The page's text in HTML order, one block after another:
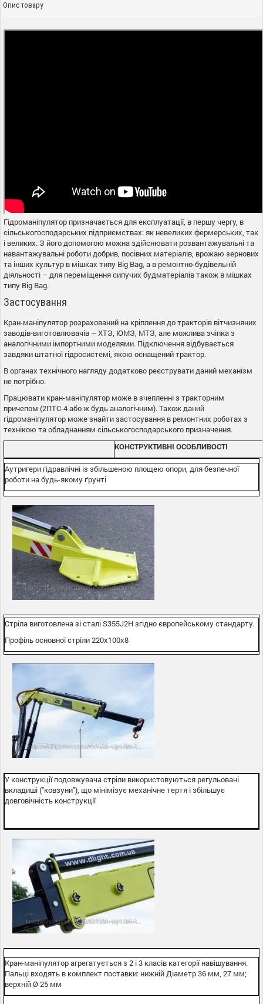
Опис товару
Гідроманіпулятор призначається для експлуатації, в першу чергу, в
сільськогосподарських підприємствах: як невеликих фермерських, так
і великих. З його допомогою можна здійснювати розвантажувальні та
навантажувальні роботи добрив, посівних матеріалів, врожаю зернових
та інших культур в мішках типу Big Bag, а в ремонтно-будівельній
діяльності – для переміщення сипучих будматеріалів також в мішках
типу Big Bag.
Застосування
Кран-маніпулятор розрахований на кріплення до тракторів вітчизняних
заводів-виготовлювачів – ХТЗ, ЮМЗ, МТЗ, але можлива зчіпка з
аналогічними імпортними моделями. Підключення відбувається
завдяки штатної гідросистемі, якою оснащений трактор.
В органах технічного нагляду додатково реєструвати даний механізм
не потрібно.
Працювати кран-маніпулятор може в зчепленні з тракторним
причепом (2ПТС-4 або ж будь аналогічним). Також даний
гідроманіпулятор може знайти застосування в ремонтних роботах з
технікою та обладнанням сільськогосподарського призначення.
КОНСТРУКТИВНІ ОСОБЛИВОСТІ
Аутригери гідравлічні із збільшеною площею опори, для безпечної
роботи на будь-якому ґрунті
Стріла виготовлена зі сталі S355J2H згідно європейському стандарту.
Профіль основної стріли 220х100х8
У конструкції подовжувача стріли використовуються регульовані
вкладиші ("ковзуни"), що мінімізує механічне тертя і збільшує
довговічність конструкції
Кран-маніпулятор агрегатується з 2 і 3 класів категорії навішування.
Пальці входять в комплект поставки: нижній Діаметр 36 мм, 27 мм;
верхній Ø 25 мм